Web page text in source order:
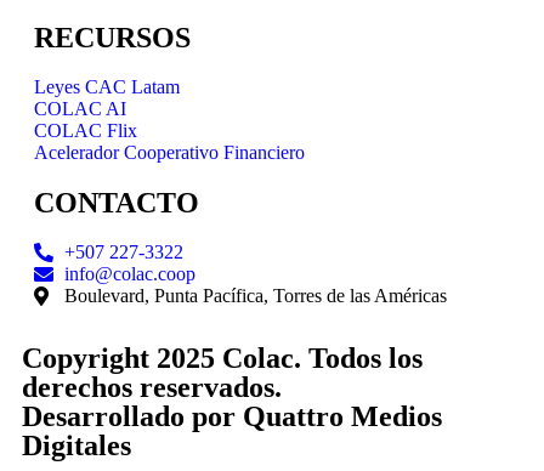
RECURSOS
Leyes CAC Latam
COLAC AI
COLAC Flix
Acelerador Cooperativo Financiero
CONTACTO
+507 227-3322
info@colac.coop
Boulevard, Punta Pacífica, Torres de las Américas
Copyright 2025 Colac. Todos los
derechos reservados.
Desarrollado por Quattro Medios
Digitales